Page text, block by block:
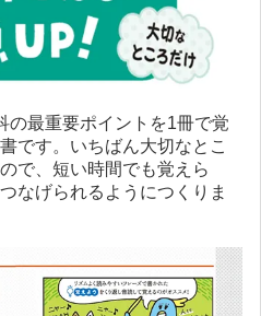
の最重要ポイントを1冊で覚
です。いちばん大切なとこ
で、短い時間でも覚えら
なげられるようにつくりま